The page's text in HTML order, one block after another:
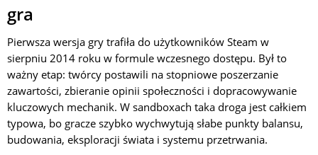
gra
Pierwsza wersja gry trafiła do użytkowników Steam w
sierpniu 2014 roku w formule wczesnego dostępu. Był to
ważny etap: twórcy postawili na stopniowe poszerzanie
zawartości, zbieranie opinii społeczności i dopracowywanie
kluczowych mechanik. W sandboxach taka droga jest całkiem
typowa, bo gracze szybko wychwytują słabe punkty balansu,
budowania, eksploracji świata i systemu przetrwania.